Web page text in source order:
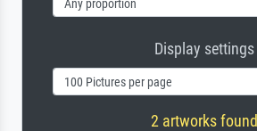
Display settings
2 artworks found